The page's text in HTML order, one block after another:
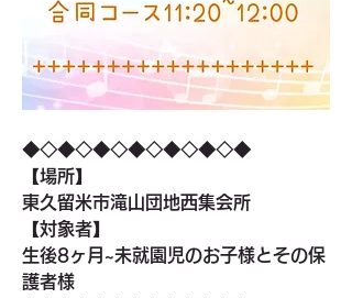
◆◇◆◇◆◇◆◇◆◇◆◇◆
【場所】
東久留米市滝山団地西集会所
【対象者】
生後8ヶ月~未就園児のお子様とその保
護者様